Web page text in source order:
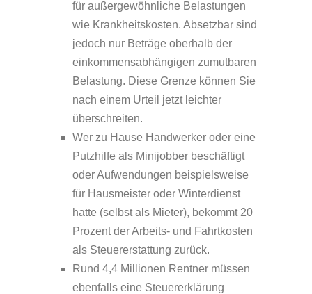
für außergewöhnliche Belastungen
wie Krankheitskosten. Absetzbar sind
jedoch nur Beträge oberhalb der
einkommensabhängigen zumutbaren
Belastung. Diese Grenze können Sie
nach einem Urteil jetzt leichter
überschreiten.
Wer zu Hause Handwerker oder eine
Putzhilfe als Minijobber beschäftigt
oder Aufwendungen beispielsweise
für Hausmeister oder Winterdienst
hatte (selbst als Mieter), bekommt 20
Prozent der Arbeits- und Fahrtkosten
als Steuererstattung zurück.
Rund 4,4 Millionen Rentner müssen
ebenfalls eine Steuererklärung